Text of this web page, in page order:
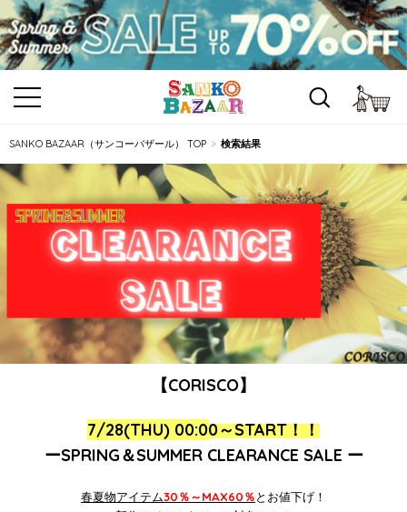
SANKO BAZAAR（サンコーバザール） TOP 検索結果
【CORISCO】
7/28(THU) 00:00～START！！
ーSPRING＆SUMMER CLEARANCE SALE ー
春夏物アイテム30％～MAX60％とお値下げ！